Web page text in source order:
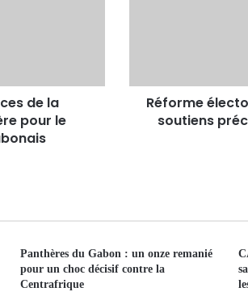
de la
pour le
Réforme
soutiens
Panthères du Gabon : un onze remanié
pour un choc décisif contre la
Centrafrique